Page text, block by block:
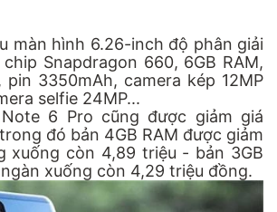
màn hình 6.26-inch độ phân giải
Snapdragon 660, 6GB RAM,
pin 3350mAh, camera kép 12MP
selfie 24MP...
Note 6 Pro cũng được giảm giá
đó bản 4GB RAM được giảm
xuống còn 4,89 triệu - bản 3GB
xuống còn 4,29 triệu đồng.